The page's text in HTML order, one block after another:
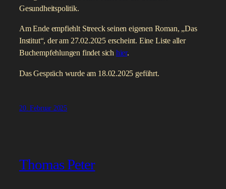
Gesundheitspolitik.
Am Ende empfiehlt Streeck seinen eigenen Roman, „Das
Institut“, der am 27.02.2025 erscheint. Eine Liste aller
Buchempfehlungen findet sich hier.
Das Gespräch wurde am 18.02.2025 geführt.
20. Februar 2025
Thomas Peter